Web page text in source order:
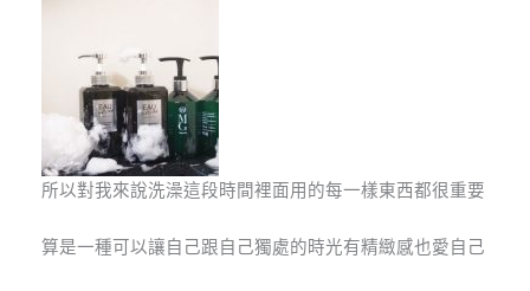
所以對我來說洗澡這段時間裡面用的每一樣東西都很重要
算是一種可以讓自己跟自己獨處的時光有精緻感也愛自己